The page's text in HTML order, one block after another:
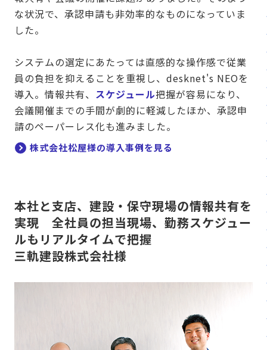
な状況で、承認申請も非効率的なものになっていま
した。
システムの選定にあたっては直感的な操作感で従業
員の負担を抑えることを重視し、desknet's NEOを
導入。情報共有、 スケジュール把握が容易になり、
会議開催までの手間が劇的に軽減したほか、承認申
請のペーパーレス化も進みました。
株式会社松屋様の導入事例を見る
本社と支店、建設・保守現場の情報共有を
実現 全社員の担当現場、勤務スケジュー
ルもリアルタイムで把握
三軌建設株式会社様